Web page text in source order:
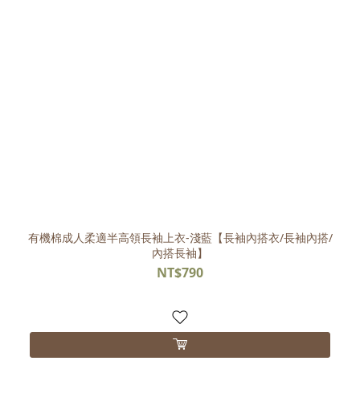
有機棉成人柔適半高領長袖上衣-淺藍【長袖內搭衣/長袖內搭/
內搭長袖】
NT$790